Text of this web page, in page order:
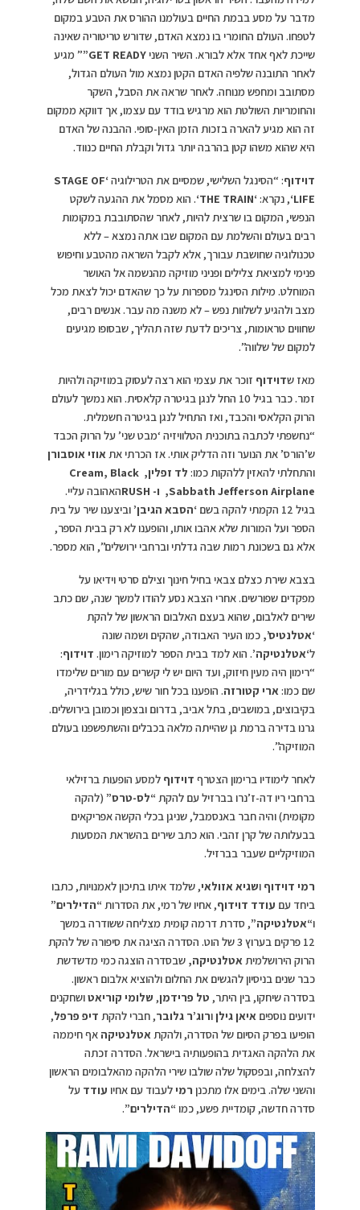
מדבר על מסע בבמת החיים בעולמנו ההורס את הטבע במקום
לטפחו. העולם החומרי בו נמצא האדם, שדורש טריטוריה שאינה
שייכת לאף אחד אלא לבורא. השיר השניGET READY” ” מגיע
לאחר התובנה שלפיה האדם הקטן נמצא מול העולם הגדול,
מסתובב ומחפש מנוחה. לאחר שראה את הסבל, השקר
והחומריות השולטת הוא מרגיש בודד עם עצמו, אך דווקא ממקום
זה הוא מגיע להארה בזכות הזמן האין-סופי. ההבנה של האדם
היא שהוא משהו קטן בהרבה יותר גדול וקבלת החיים כנווד.
דוידוף: “הסינגל השלישי, שמסיים את הטרילוגיה‘
STAGE OF
LIFE
‘, נקרא:‘
THE TRAIN
‘. הוא מסמל את ההגעה לשקט
הנפשי, המקום בו שרצית להיות, לאחר שהסתובבת במקומות
רבים בעולם והשלמת עם המקום שבו אתה נמצא – ללא
טכנולוגיה שחושבת עבורך, אלא לקבל השראה מהטבע וחיפוש
פנימי למציאת צלילים ופניני מוזיקה מהנשמה אל האושר
המוחלט. מילות הסינגל מספרות על כך שהאדם יכול לצאת מכל
מצב ולהגיע לשלוות נפש – לא משנה מה עבר. אנשים רבים,
שחווים טראומות, צריכים לדעת שזה תהליך, שבסופו מגיעים
למקום של שלווה”.
מאז שדוידוף זוכר את עצמי הוא רצה לעסוק במוזיקה ולהיות
זמר. כבר בגיל 10 החל לנגן בגיטרה קלאסית. הוא נמשך לעולם
הרוק הקלאסי והכבד, ואז התחיל לנגן בגיטרה חשמלית.
“נחשפתי לכתבה בתוכנית הטלוויזיה ‘מבט שני’ על הרוק הכבד
ש’הורס’ את הנוער וזה הדליק אותי. אז הכרתי אתאוזי אוסבורן
והתחלתי להאזין ללהקות כמו: לד זפלין, Cream, Black
,Sabbath Jefferson Airplane ו-
האהובה עליי.
בגיל 12 הקמתי להקה בשם
‘הסבא הגיבן’וביצענו שיר על בית
הספר ועל המורות שלא אהבו אותו, והופענו לא רק בבית הספר,
אלא גם בשכונת רמות שבה גדלתי וברחבי ירושלים”, הוא מספר.
בצבא שירת כצלם צבאי בחיל חינוך וצילם סרטי וידיאו על
מפקדים שפורשים. אחרי הצבא נסע להודו למשך שנה, שם כתב
שירים לאלבום, שהוא בעצם האלבום הראשון של להקת
‘אטלנטיס’,כמו העיר האבודה, שהקים ושמה שונה
ל‘אטלנטיקה’. הוא למד בבית הספר למוזיקה רימון. דוידוף:
“רימון היה מעין חיזוק, ועד היום יש לי קשרים עם מורים שלימדו
שם כמו: ארי קטורזה. הופענו בכל חור שיש, כולל בגלידריה,
בקיבוצים, במושבים, בתל אביב, בדרום ובצפון וכמובן בירושלים.
גרנו בדירה ברמת גן שהייתה מלאה בכבלים והשתפשפנו בעולם
המוזיקה”.
לאחר לימודיו ברימון הצטרף דוידוף למסע הופעות ברזילאי
ברחבי ריו דה-ז’נרו בברזיל עם להקת“לס-טרס” (להקה
מקומית) והיה חבר באנסמבל, שניגן בכלי הקשה אפריקאים
בבעלותה של קרן זהבי. הוא כתב שירים בהשראת המסעות
המוזיקליים שעבר בברזיל.
רמי דוידוף ושגיא אזולאי, שלמד איתו בתיכון לאמנויות, כתבו
ביחד עם עודד דוידוף, אחיו של רמי, את הסדרות“הדילרים”
ו“אטלנטיקה”, סדרת דרמה קומית מצליחה ששודרה במשך
12 פרקים בערוץ 3 של הוט. הסדרה הציגה את סיפורה של להקת
הרוק הירושלמית אטלנטיקה,שבסדרה הוצגה כמי מדשדשת
כבר שנים בניסיון להגשים את החלום ולהוציא אלבום ראשון.
בסדרה שיחקו, בין היתר, טל פרידמן, שלומי קוריאטושחקנים
ידועים נוספים איאן גילןורוג’ר גלובר, חברי להקת דיפ פרפל,
הופיעו בפרק הסיום של הסדרה, ולהקת אטלנטיקה אף חיממה
את הלהקה האגדית בהופעותיה בישראל. הסדרה זכתה
להצלחה, ובפסקול שלה שולבו שירי הלהקה מהאלבומים הראשון
והשני שלה. בימים אלו מתכנן רמי לעבוד עם אחיו עודד על
סדרה חדשה, קומדיית פשע, כמו“הדילרים”.